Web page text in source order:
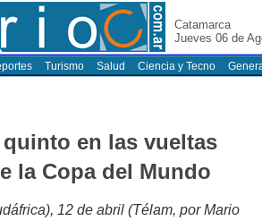
Catamarca
Jueves 06 de
Turismo Salud Ciencia y Tecno
en las vueltas
la Copa del Mundo
12 de abril (Télam, por Mario